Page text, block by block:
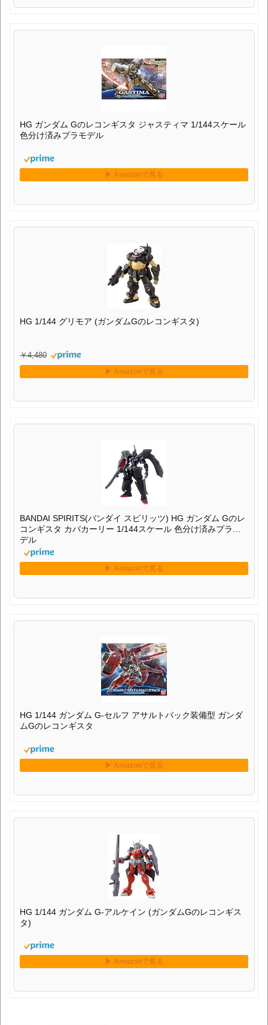
HG ガンダム Gのレコンギスタ ジャスティマ 1/144スケール
色分け済みプラモデル
HG 1/144 グリモア (ガンダムGのレコンギスタ)
￥4,480
BANDAI SPIRITS(バンダイ スピリッツ) HG ガンダム Gのレ
コンギスタ カバカーリー 1/144スケール 色分け済みプラモ
デル
HG 1/144 ガンダム G-セルフ アサルトパック装備型 ガンダ
ムGのレコンギスタ
HG 1/144 ガンダム G-アルケイン (ガンダムGのレコンギス
タ)